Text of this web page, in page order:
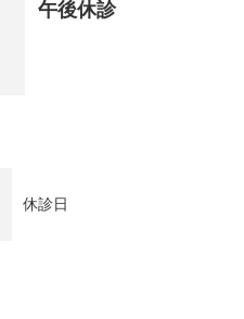
午後休診
休診日